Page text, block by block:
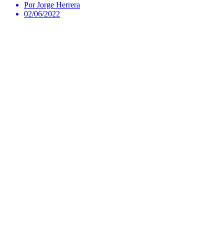
Por Jorge Herrera
02/06/2022